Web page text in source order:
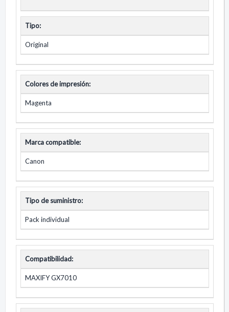
Tipo:
Original
Colores de impresión:
Magenta
Marca compatible:
Canon
Tipo de suministro:
Pack individual
Compatibilidad:
MAXIFY GX7010